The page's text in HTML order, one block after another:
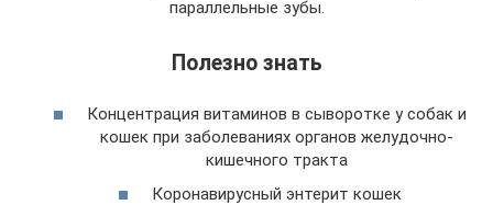
параллельные зубы.
Полезно знать
Концентрация витаминов в сыворотке у собак и
кошек при заболеваниях органов желудочно-
кишечного тракта
Коронавирусный энтерит кошек